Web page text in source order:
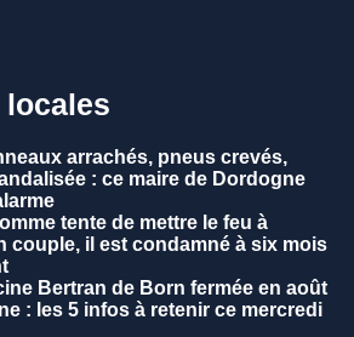
locales
arrachés, pneus crevés,
: ce maire de Dordogne
tente de mettre le feu à
couple, il est condamné à six mois
Bertran de Born fermée en août
: les 5 infos à retenir ce mercredi